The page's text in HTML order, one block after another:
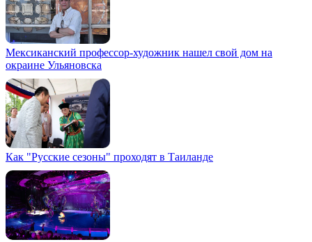
Мексиканский профессор-художник нашел свой дом на
окраине Ульяновска
Как "Русские сезоны" проходят в Таиланде